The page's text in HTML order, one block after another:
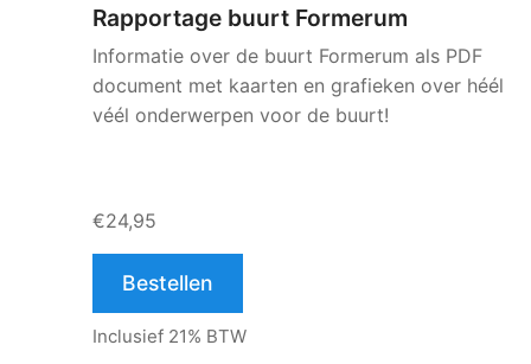
Rapportage buurt Formerum
Informatie over de buurt Formerum als PDF
document met kaarten en grafieken over héél
véél onderwerpen voor de buurt!
€24,95
Bestellen
Inclusief 21% BTW